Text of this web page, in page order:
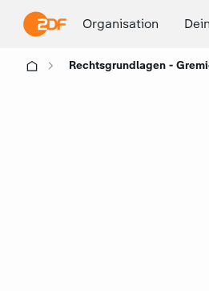
Organisation
Rechtsgrundlagen -